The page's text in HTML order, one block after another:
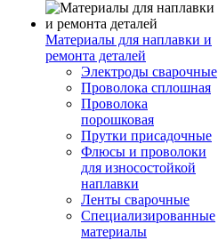
Материалы для наплавки и
ремонта деталей
Электроды сварочные
Проволока сплошная
Проволока
порошковая
Прутки присадочные
Флюсы и проволоки
для износостойкой
наплавки
Ленты сварочные
Специализированные
материалы